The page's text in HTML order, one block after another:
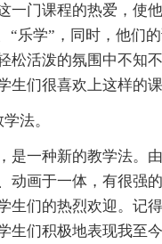
一门课程的热爱，使
“乐学”，同时，他们
松活泼的氛围中不知
生们很喜欢上这样的课
法。
一种新的教学法。由
动画于一体，有很强
生们的热烈欢迎。记
生们积极地表现我至今